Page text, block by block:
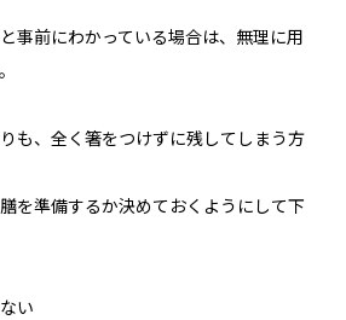
事前にわかっている場合は、無理に用
も、全く箸をつけずに残してしまう方
を準備するか決めておくようにして下
い